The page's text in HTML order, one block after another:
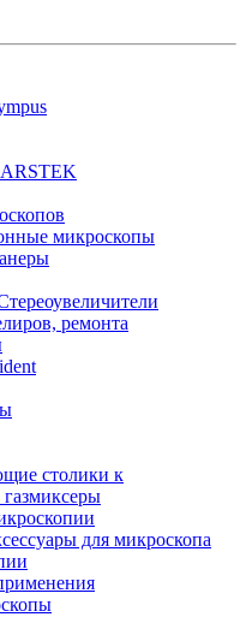
микроскопы
ремонта
столики к
для микроскопа